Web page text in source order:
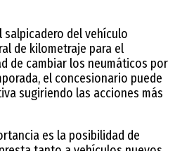
salpicadero del vehículo
de kilometraje para el
de cambiar los neumáticos por
el concesionario puede
sugiriendo las acciones más
es la posibilidad de